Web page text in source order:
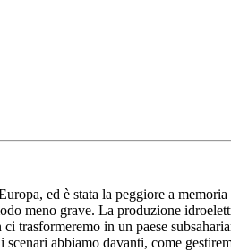
ed è stata la peggiore a
meno grave. La produzione
trasformeremo in un paese
abbiamo davanti, come